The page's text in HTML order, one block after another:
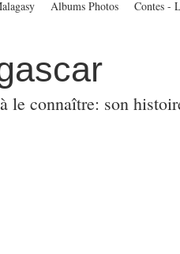
le connaître: son
Albums Photos Contes -